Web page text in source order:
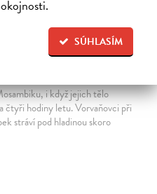
SÚHLASÍM
na souši, ve
i když jejich tělo
čtyři hodiny letu. Vorvaňovci při
stráví pod hladinou skoro